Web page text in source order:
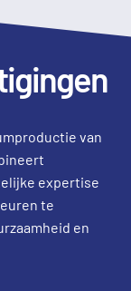
van
expertise
te
en